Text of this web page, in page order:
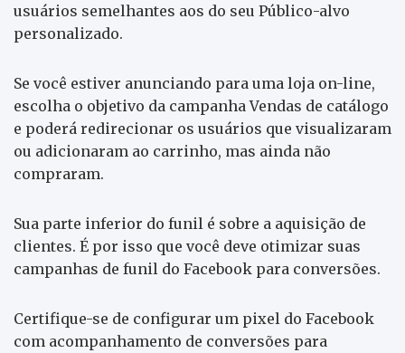
usuários semelhantes aos do seu Público-alvo
personalizado.
Se você estiver anunciando para uma loja on-line,
escolha o objetivo da campanha Vendas de catálogo
e poderá redirecionar os usuários que visualizaram
ou adicionaram ao carrinho, mas ainda não
compraram.
Sua parte inferior do funil é sobre a aquisição de
clientes. É por isso que você deve otimizar suas
campanhas de funil do Facebook para conversões.
Certifique-se de configurar um pixel do Facebook
com acompanhamento de conversões para